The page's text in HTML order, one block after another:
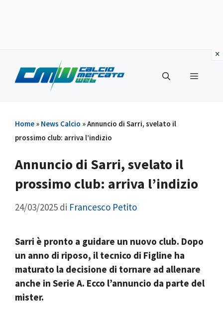
contenuto
Menu
Home » News Calcio »Annuncio di Sarri, svelato il
prossimo club: arriva l’indizio
Annuncio di Sarri, svelato il
prossimo club: arriva l’indizio
24/03/2025 di Francesco Petito
Sarri è pronto a guidare un nuovo club. Dopo
un anno di riposo, il tecnico di Figline ha
maturato la decisione di tornare ad allenare
anche in Serie A. Ecco l’annuncio da parte del
mister.